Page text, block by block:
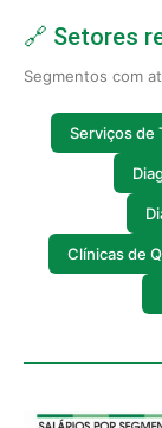
🔗 Setores
Segmentos com
Serviços de
Clínicas de